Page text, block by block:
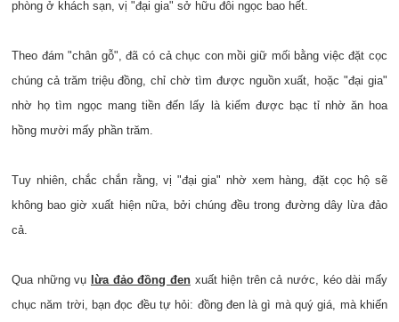
phòng ở khách sạn, vị "đại gia" sở hữu đôi ngọc bao hết.
Theo đám "chân gỗ", đã có cả chục con mồi giữ mối bằng việc đặt cọc
chúng cả trăm triệu đồng, chỉ chờ tìm được nguồn xuất, hoặc "đại gia"
nhờ họ tìm ngọc mang tiền đến lấy là kiếm được bạc tỉ nhờ ăn hoa
hồng mười mấy phần trăm.
Tuy nhiên, chắc chắn rằng, vị "đại gia" nhờ xem hàng, đặt cọc hộ sẽ
không bao giờ xuất hiện nữa, bởi chúng đều trong đường dây lừa đảo
cả.
Qua những vụ lừa đảo đồng đenxuất hiện trên cả nước, kéo dài mấy
chục năm trời, bạn đọc đều tự hỏi: đồng đen là gì mà quý giá, mà khiến